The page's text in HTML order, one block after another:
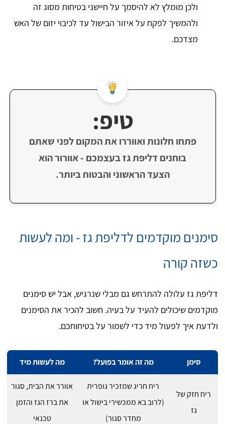
ולכן מומלץ לא להיסמך על חיישני בטיחות מסוג זה
ולהמשיך לפקח על איזור הבישול עד לכיבוי יזום של האש
מצדכם.
טיפ:
פתחו חלונות ואווררו את המקום לפני שאתם
בוחנים דליפת גז בעצמכם - אוורור הוא
הצעד הראשוני והבטוח ביותר.
סימנים מוקדמים לדליפת גז - ומה לעשות
כשזה קורה
דליפת גז עלולה להתרחש גם מבלי שנרגיש, אבל יש סימנים
מוקדמים שיכולים להעיד על בעיה. חשוב להכיר את הסימנים
ולדעת איך לפעול מיד כדי לשמור על בטיחותכם.
סימן מה זה אומר בפועל? מה לעשות מיד
ריח חזק של
גז
ריח חריג שמזכיר גופרית
(לרוב בא ממכשירי בישול או
מחדר סגור)
אוורר את הבית, סגור
את ברז הגז והזמן
טכנאי